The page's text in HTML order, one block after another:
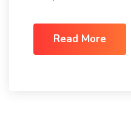
Read More